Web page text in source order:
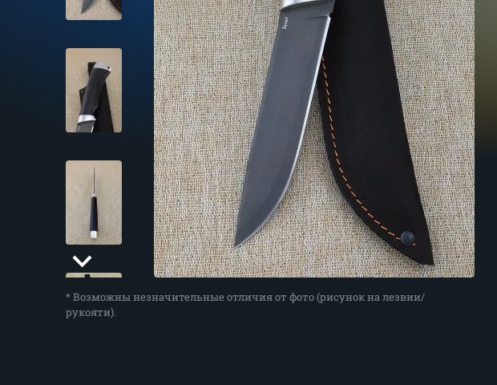
* Возможны незначительные отличия от фото (рисунок на лезвии/
рукояти).